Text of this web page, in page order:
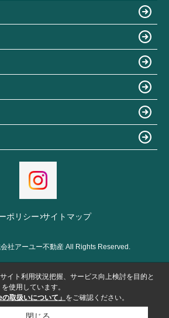
ポリシー サイトマップ
社アーユー不動産 All Rights Reserved.
イト利用状況把握、サービス向上検討を目的と
使用しています。
の取扱いについて」 をご確認ください。
閉じる